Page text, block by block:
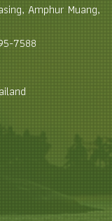
Amphur Muang,
7588